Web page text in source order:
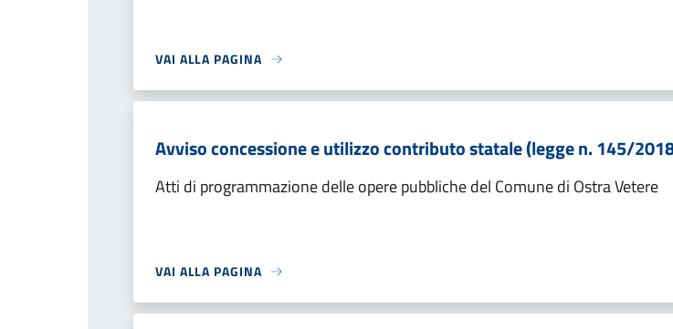
VAI ALLA PAGINA
Avviso concessione e utilizzo contributo statale (legge n. 145/
Atti di programmazione delle opere pubbliche del Comune di Ostra Vetere
VAI ALLA PAGINA